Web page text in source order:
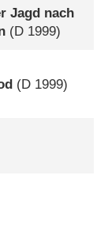
Jagd nach
(D 1999)
(D 1999)